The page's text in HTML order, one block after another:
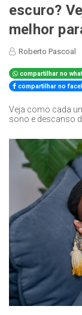
escuro?
melhor
Roberto Pascoal
compartilhar no
compartilhar no
Veja como cada
sono e descanso